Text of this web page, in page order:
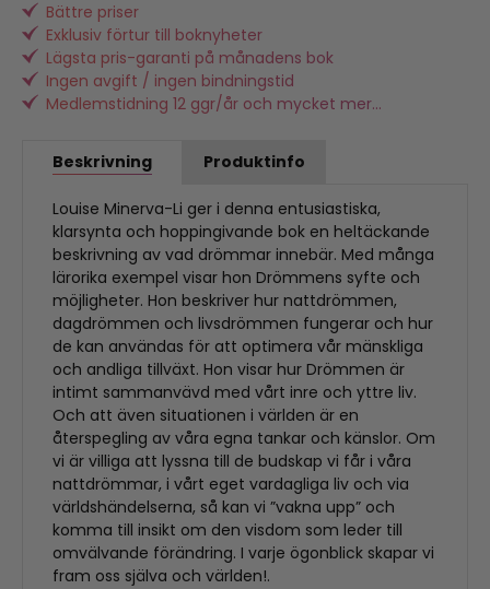
Bättre priser
Exklusiv förtur till boknyheter
Lägsta pris-garanti på månadens bok
Ingen avgift / ingen bindningstid
Medlemstidning 12 ggr/år och mycket mer...
Beskrivning Produktinfo
Louise Minerva-Li ger i denna entusiastiska,
klarsynta och hoppingivande bok en heltäckande
beskrivning av vad drömmar innebär. Med många
lärorika exempel visar hon Drömmens syfte och
möjligheter. Hon beskriver hur nattdrömmen,
dagdrömmen och livsdrömmen fungerar och hur
de kan användas för att optimera vår mänskliga
och andliga tillväxt. Hon visar hur Drömmen är
intimt sammanvävd med vårt inre och yttre liv.
Och att även situationen i världen är en
återspegling av våra egna tankar och känslor. Om
vi är villiga att lyssna till de budskap vi får i våra
nattdrömmar, i vårt eget vardagliga liv och via
världshändelserna, så kan vi ”vakna upp” och
komma till insikt om den visdom som leder till
omvälvande förändring. I varje ögonblick skapar vi
fram oss själva och världen!.